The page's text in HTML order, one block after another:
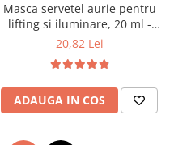
Masca servetel aurie pentru
lifting si iluminare, 20 ml -
YOSKINE GEISHA
20,82 Lei
ADAUGA IN COS